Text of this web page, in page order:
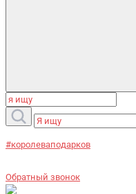
#королеваподарков
Обратный звонок